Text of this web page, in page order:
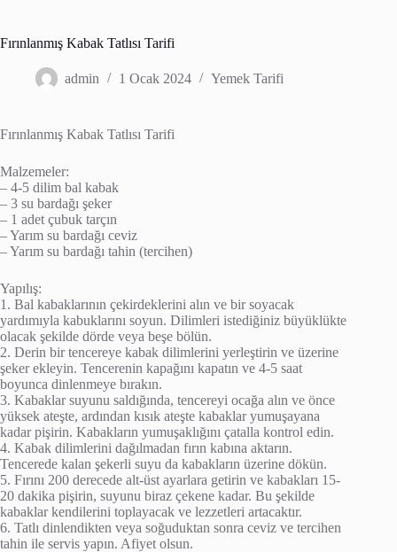
Fırınlanmış Kabak Tatlısı Tarifi
admin 1 Ocak 2024 Yemek Tarifi
Fırınlanmış Kabak Tatlısı Tarifi
Malzemeler:
– 4-5 dilim bal kabak
– 3 su bardağı şeker
– 1 adet çubuk tarçın
– Yarım su bardağı ceviz
– Yarım su bardağı tahin (tercihen)
Yapılış:
1. Bal kabaklarının çekirdeklerini alın ve bir soyacak
yardımıyla kabuklarını soyun. Dilimleri istediğiniz büyüklükte
olacak şekilde dörde veya beşe bölün.
2. Derin bir tencereye kabak dilimlerini yerleştirin ve üzerine
şeker ekleyin. Tencerenin kapağını kapatın ve 4-5 saat
boyunca dinlenmeye bırakın.
3. Kabaklar suyunu saldığında, tencereyi ocağa alın ve önce
yüksek ateşte, ardından kısık ateşte kabaklar yumuşayana
kadar pişirin. Kabakların yumuşaklığını çatalla kontrol edin.
4. Kabak dilimlerini dağılmadan fırın kabına aktarın.
Tencerede kalan şekerli suyu da kabakların üzerine dökün.
5. Fırını 200 derecede alt-üst ayarlara getirin ve kabakları 15-
20 dakika pişirin, suyunu biraz çekene kadar. Bu şekilde
kabaklar kendilerini toplayacak ve lezzetleri artacaktır.
6. Tatlı dinlendikten veya soğuduktan sonra ceviz ve tercihen
tahin ile servis yapın. Afiyet olsun.